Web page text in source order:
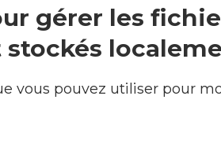
gérer les
vous pouvez utiliser pour